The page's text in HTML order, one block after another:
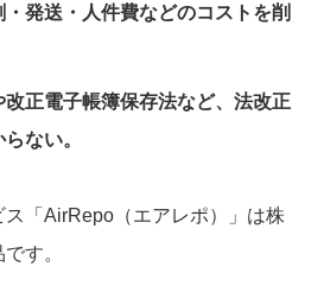
発送・人件費などのコストを削
改正電子帳簿保存法など、法改正
ない。
「AirRepo（エアレポ）」は株
す。